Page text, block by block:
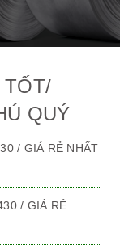
TỐT/
QUÝ
/ GIÁ RẺ NHẤT
/ GIÁ RẺ